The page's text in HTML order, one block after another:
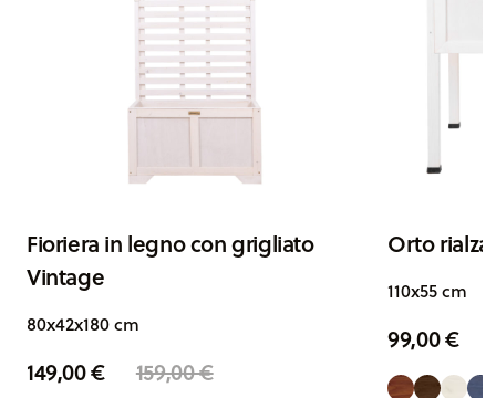
Fioriera in legno con grigliato
Vintage
80x42x180 cm
149,00€ 159,00€
Orto
110x55 cm
99,00€